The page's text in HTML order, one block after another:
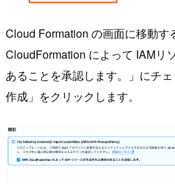
Cloud Formation の画面に移動す
CloudFormation によって IAMリ
あることを承認します。」にチ
作成」をクリックします。